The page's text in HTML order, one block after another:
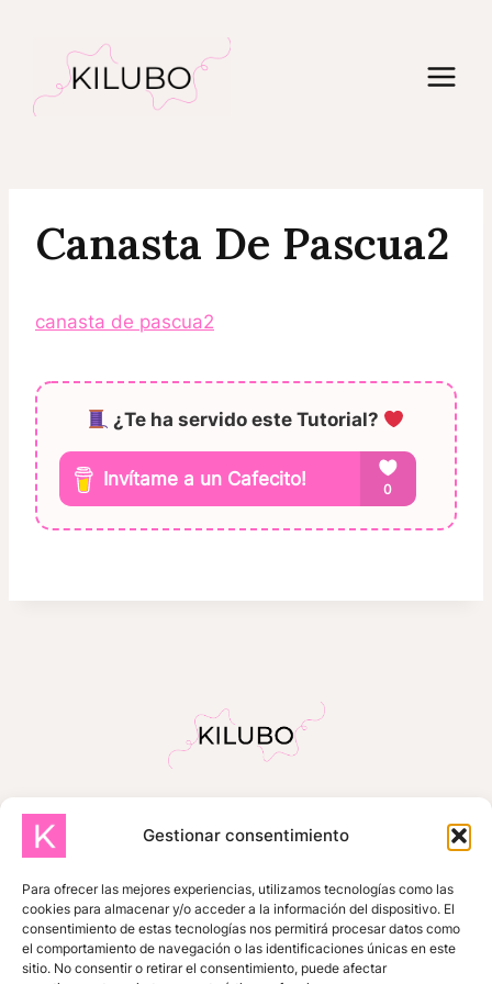
Gestionar consentimiento
Para ofrecer las mejores experiencias, utilizamos tecnologías como las
cookies para almacenar y/o acceder a la información del dispositivo. El
consentimiento de estas tecnologías nos permitirá procesar datos como
el comportamiento de navegación o las identificaciones únicas en este
sitio. No consentir o retirar el consentimiento, puede afectar
contenido
Canasta De Pascua2
canasta de pascua2
¿Te ha servido este Tutorial?
INICIO SOBRE MÍ
TIENDA
TUTORIALES GRATUITOS
ZONA DE SUSCRIPTORES
MIS COMPRAS
CONTACTO